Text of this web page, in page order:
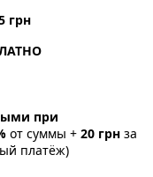
грн
при
от суммы + 20 грн за
платёж)